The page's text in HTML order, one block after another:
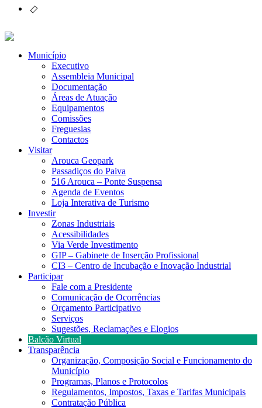
Município
Executivo
Assembleia Municipal
Documentação
Áreas de Atuação
Equipamentos
Comissões
Freguesias
Contactos
Visitar
Arouca Geopark
Passadiços do Paiva
516 Arouca – Ponte Suspensa
Agenda de Eventos
Loja Interativa de Turismo
Investir
Zonas Industriais
Acessibilidades
Via Verde Investimento
GIP – Gabinete de Inserção Profissional
CI3 – Centro de Incubação e Inovação Industrial
Participar
Fale com a Presidente
Comunicação de Ocorrências
Orçamento Participativo
Serviços
Sugestões, Reclamações e Elogios
Balcão Virtual
Transparência
Organização, Composição Social e Funcionamento do
Município
Programas, Planos e Protocolos
Regulamentos, Impostos, Taxas e Tarifas Municipais
Contratação Pública